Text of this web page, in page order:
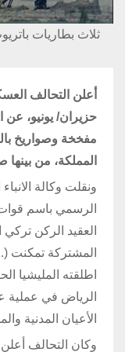
ثلاث بطاريات
حزيران/ يونيو،
مفخخة وصواريخ
المملكة، من
ونقلت وكالة
الرسمي باسم
العقيد الركن
المشتركة تمكنت
اطلقته المليشيا
الرياض في عملية
الأعيان المدنية